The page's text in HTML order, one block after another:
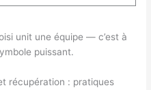
unit une équipe — c’est à
puissant.
récupération : pratiques